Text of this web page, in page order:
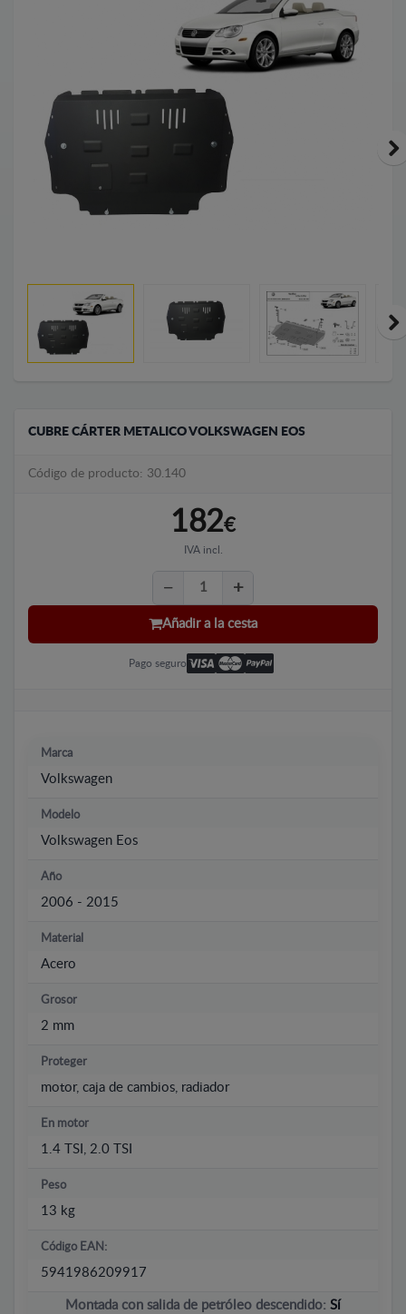
CUBRE CÁRTER METALICO VOLKSWAGEN EOS
Código de producto: 30.140
182€
IVA incl.
Añadir a la cesta
Pago seguro
Marca
Volkswagen
Modelo
Volkswagen Eos
Año
2006 - 2015
Material
Acero
Grosor
2 mm
Proteger
motor, caja de cambios, radiador
En motor
1.4 TSI, 2.0 TSI
Peso
13 kg
Código EAN:
5941986209917
Montada con salida de petróleo descendido: Sí